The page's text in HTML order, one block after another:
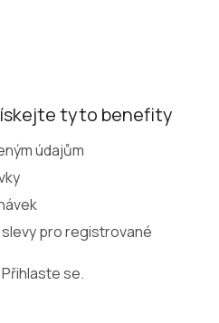
tyto benefity
údajům
slevy pro registrované
se.